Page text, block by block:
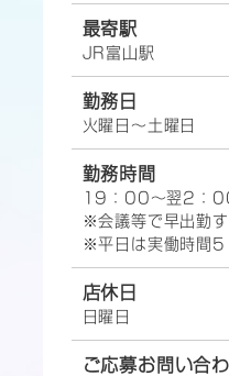
最寄駅
JR富山駅
勤務日
火曜日～土曜日
勤務時間
19：00～翌2：
※会議等で早出勤す
※平日は実働時間5
店休日
日曜日
ご応募お問い合